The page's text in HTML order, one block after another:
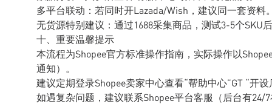
多平台联动：若同时开Lazada/Wish，建议同一套资料
无货源特别建议：通过1688采集商品，测试3-5个SKU
十、重要温馨提示
本流程为Shopee官方标准操作指南，实际操作以
通知）。
建议定期登录Shopee卖家中心查看“帮助中心”GT “开
如遇复杂问题，建议联系Shopee平台客服（后台有